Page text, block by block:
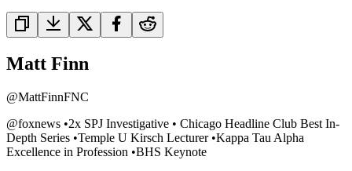
Matt Finn
@MattFinnFNC
@foxnews •2x SPJ Investigative • Chicago Headline Club Best In-
Depth Series •Temple U Kirsch Lecturer •Kappa Tau Alpha
Excellence in Profession •BHS Keynote